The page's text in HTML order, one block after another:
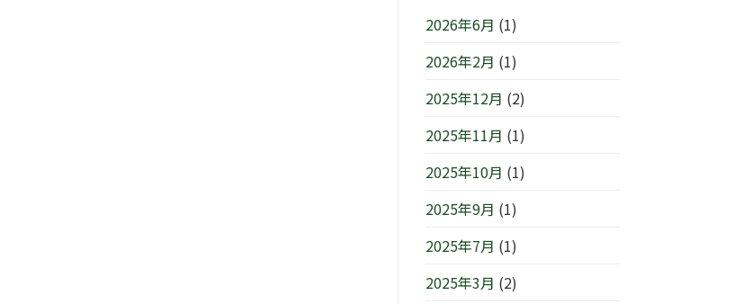
横
元
は
(日)
は
せ
す
2026年6月 (1)
2026年2月 (1)
2025年12月 (2)
2025年11月 (1)
2025年10月 (1)
2025年9月 (1)
2025年7月 (1)
2025年3月 (2)